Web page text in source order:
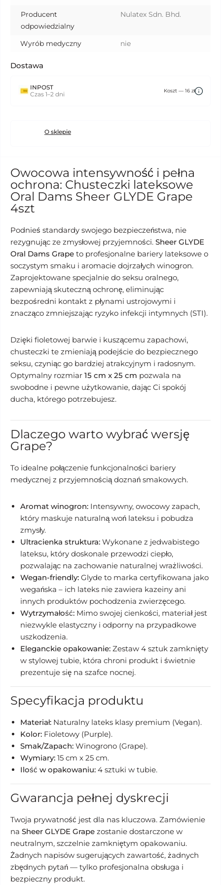
Producent
odpowiedzialny
Nulatex Sdn. Bhd.
Wyrób medyczny nie
Dostawa
INPOST
Czas 1–2 dni
Koszt — 16 zł
O sklepie
Owocowa intensywność i pełna
ochrona: Chusteczki lateksowe
Oral Dams Sheer GLYDE Grape
4szt
Podnieś standardy swojego bezpieczeństwa, nie
rezygnując ze zmysłowej przyjemności. Sheer GLYDE
Oral Dams Grape to profesjonalne bariery lateksowe o
soczystym smaku i aromacie dojrzałych winogron.
Zaprojektowane specjalnie do seksu oralnego,
zapewniają skuteczną ochronę, eliminując
bezpośredni kontakt z płynami ustrojowymi i
znacząco zmniejszając ryzyko infekcji intymnych (STI).
Dzięki fioletowej barwie i kuszącemu zapachowi,
chusteczki te zmieniają podejście do bezpiecznego
seksu, czyniąc go bardziej atrakcyjnym i radosnym.
Optymalny rozmiar 15 cm x 25 cm pozwala na
swobodne i pewne użytkowanie, dając Ci spokój
ducha, którego potrzebujesz.
Dlaczego warto wybrać wersję
Grape?
To idealne połączenie funkcjonalności bariery
medycznej z przyjemnością doznań smakowych.
Aromat winogron: Intensywny, owocowy zapach,
który maskuje naturalną woń lateksu i pobudza
zmysły.
Ultracienka struktura: Wykonane z jedwabistego
lateksu, który doskonale przewodzi ciepło,
pozwalając na zachowanie naturalnej wrażliwości.
Wegan-friendly: Glyde to marka certyfikowana jako
wegańska – ich lateks nie zawiera kazeiny ani
innych produktów pochodzenia zwierzęcego.
Wytrzymałość: Mimo swojej cienkości, materiał jest
niezwykle elastyczny i odporny na przypadkowe
uszkodzenia.
Eleganckie opakowanie: Zestaw 4 sztuk zamknięty
w stylowej tubie, która chroni produkt i świetnie
prezentuje się na szafce nocnej.
Specyfikacja produktu
Materiał: Naturalny lateks klasy premium (Vegan).
Kolor: Fioletowy (Purple).
Smak/Zapach: Winogrono (Grape).
Wymiary: 15 cm x 25 cm.
Ilość w opakowaniu: 4 sztuki w tubie.
Gwarancja pełnej dyskrecji
Twoja prywatność jest dla nas kluczowa. Zamówienie
na Sheer GLYDE Grape zostanie dostarczone w
neutralnym, szczelnie zamkniętym opakowaniu.
Żadnych napisów sugerujących zawartość, żadnych
zbędnych pytań — tylko profesjonalna obsługa i
bezpieczny produkt.